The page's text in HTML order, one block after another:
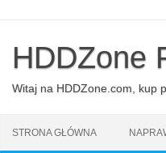
treściHDDZone
Witaj na HDDZone.com, kup
STRONA GŁÓWNA